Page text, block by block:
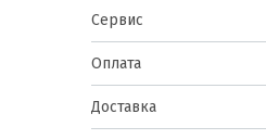
Сервис
Оплата
Доставка